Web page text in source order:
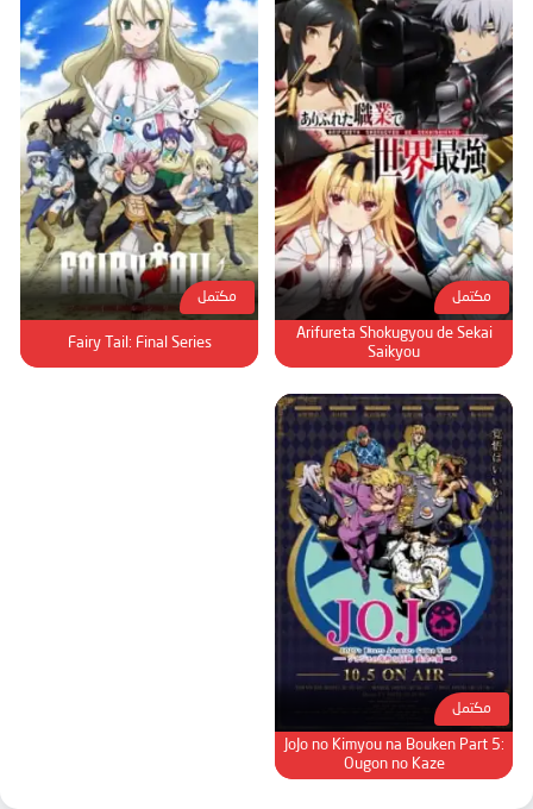
مكتمل
Arifureta Shokugyou de Sekai
Saikyou
مكتمل
Fairy Tail: Final Series
مكتمل
JoJo no Kimyou na Bouken Part 5:
Ougon no Kaze